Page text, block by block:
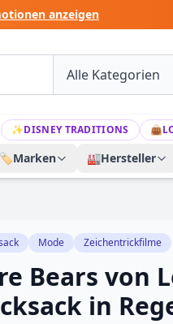
anzeigen
✨DISNEY TRADITIONS 👜
🏷️Marken 🏭Hersteller
Mode Zeichentrickfilme
Bears von
in